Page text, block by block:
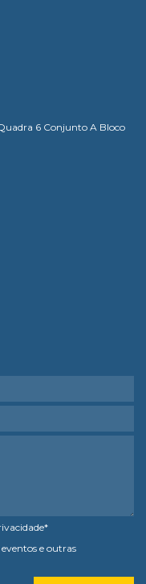
6 Conjunto A Bloco
*
e outras